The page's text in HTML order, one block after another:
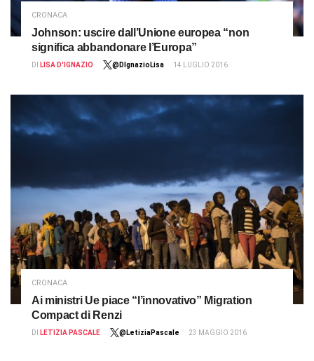
CRONACA
Johnson: uscire dall’Unione europea “non
significa abbandonare l’Europa”
DI LISA D'IGNAZIO @DIgnazioLisa 14 LUGLIO 2016
CRONACA
Ai ministri Ue piace “l’innovativo” Migration
Compact di Renzi
DI LETIZIA PASCALE @LetiziaPascale 23 MAGGIO 2016